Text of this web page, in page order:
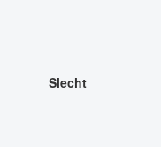
Slecht